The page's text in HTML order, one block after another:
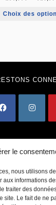
le
nous utilisons
aux informations
traiter des
site. Le fait de ne
Choix des